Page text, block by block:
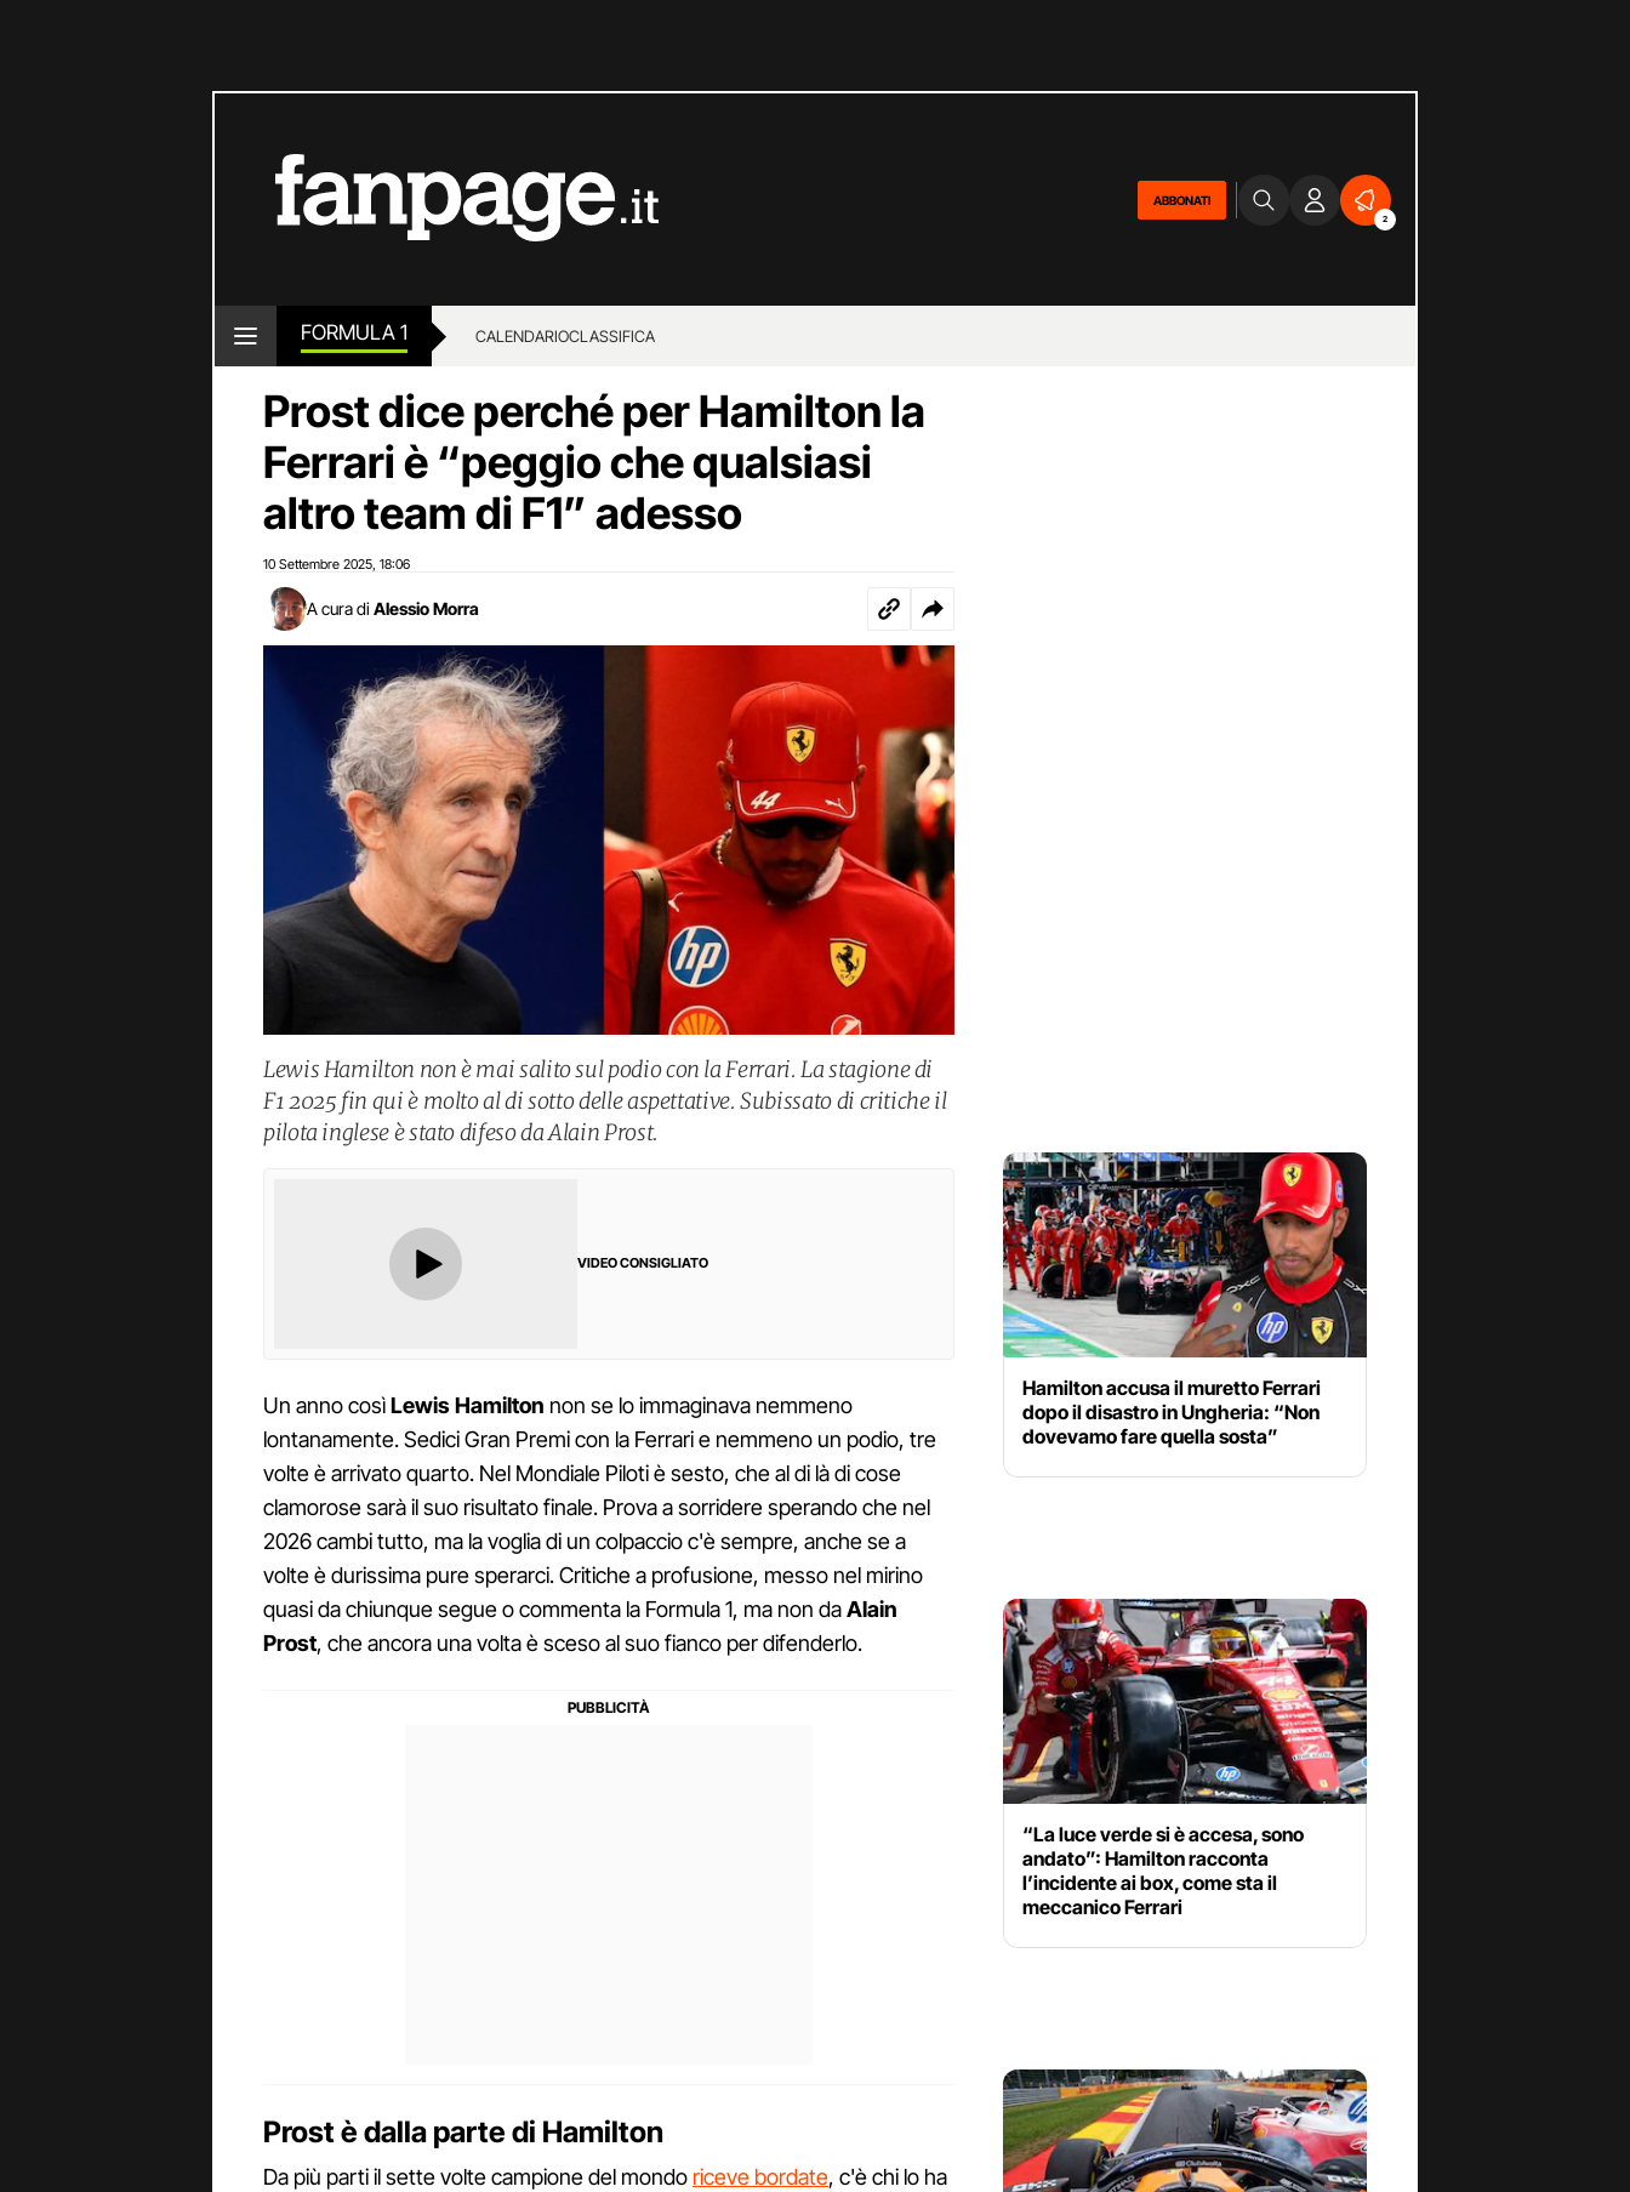
ABBONATI
2
FORMULA 1 CALENDARIOCLASSIFICA
Prost dice perché per Hamilton la
Ferrari è “peggio che qualsiasi
altro team di F1” adesso
10 Settembre 2025 18:06
A cura di Alessio Morra
Lewis Hamilton non è mai salito sul podio con la Ferrari. La stagione di
F1 2025 fin qui è molto al di sotto delle aspettative. Subissato di critiche il
pilota inglese è stato difeso da Alain Prost.
VIDEO CONSIGLIATO
Un anno cosìLewis Hamilton non se lo immaginava nemmeno
lontanamente. Sedici Gran Premi con la Ferrari e nemmeno un podio, tre
volte è arrivato quarto. Nel Mondiale Piloti è sesto, che al di là di cose
clamorose sarà il suo risultato finale. Prova a sorridere sperando che nel
2026 cambi tutto, ma la voglia di un colpaccio c'è sempre, anche se a
volte è durissima pure sperarci. Critiche a profusione, messo nel mirino
quasi da chiunque segue o commenta la Formula 1, ma non daAlain
Prost, che ancora una volta è sceso al suo fianco per difenderlo.
Prost è dalla parte di Hamilton
Da più parti il sette volte campione del mondo riceve bordate, c'è chi lo ha
Hamilton accusa il muretto Ferrari
dopo il disastro in Ungheria: “Non
dovevamo fare quella sosta”
“La luce verde si è accesa, sono
andato”: Hamilton racconta
l’incidente ai box, come sta il
meccanico Ferrari